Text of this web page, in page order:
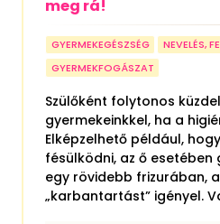
meg rá!
GYERMEKEGÉSZSÉG
NEVELÉS,
GYERMEKFOGÁSZAT
Szülőként folytonos
gyermekeinkkel, ha a
Elképzelhető például,
fésülködni, az ő
egy rövidebb frizurában,
„karbantartást” igényel.